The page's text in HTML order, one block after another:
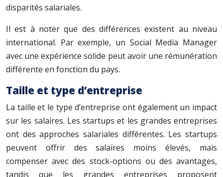
disparités salariales.
Il est à noter que des différences existent au niveau
international. Par exemple, un Social Media Manager
avec une expérience solide peut avoir une rémunération
différente en fonction du pays.
Taille et type d’entreprise
La taille et le type d’entreprise ont également un impact
sur les salaires. Les startups et les grandes entreprises
ont des approches salariales différentes. Les startups
peuvent offrir des salaires moins élevés, mais
compenser avec des stock-options ou des avantages,
tandis que les grandes entreprises proposent